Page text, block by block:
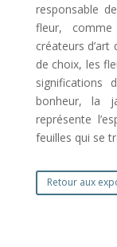
responsable
fleur, comme
créateurs
de choix, les
significations
bonheur, la
représente
feuilles qui se
Retour aux